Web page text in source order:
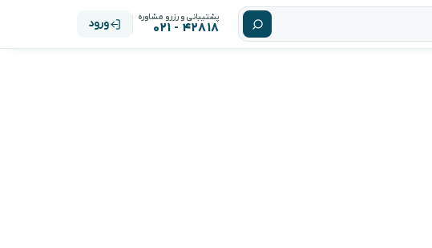
پشتیبانی و رزرو مشاوره
۴۲۸۱۸ - ۰۲۱ ورود